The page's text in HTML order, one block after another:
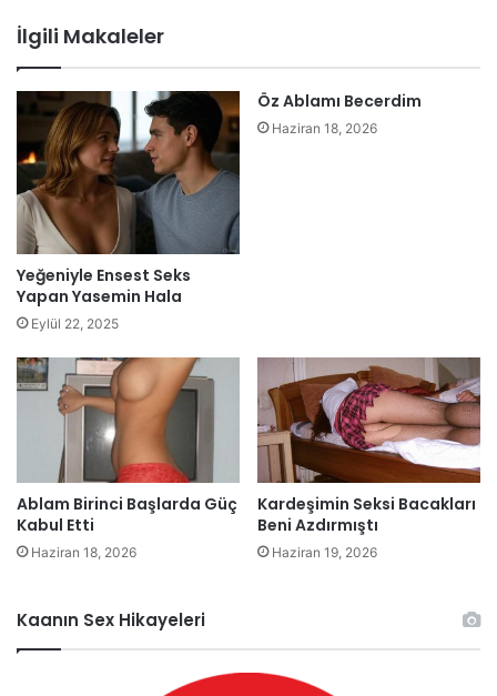
İlgili Makaleler
Yeğeniyle Ensest Seks
Yapan Yasemin Hala
Eylül 22, 2025
Öz Ablamı Becerdim
Haziran 18, 2026
Ablam Birinci Başlarda Güç
Kabul Etti
Haziran 18, 2026
Kardeşimin Seksi Bacakları
Beni Azdırmıştı
Haziran 19, 2026
Kaanın Sex Hikayeleri